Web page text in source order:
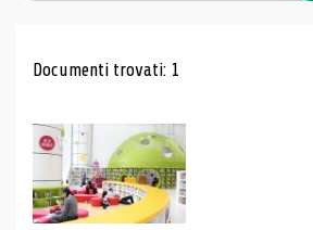
Risultati di ricerca
Documenti trovati: 1